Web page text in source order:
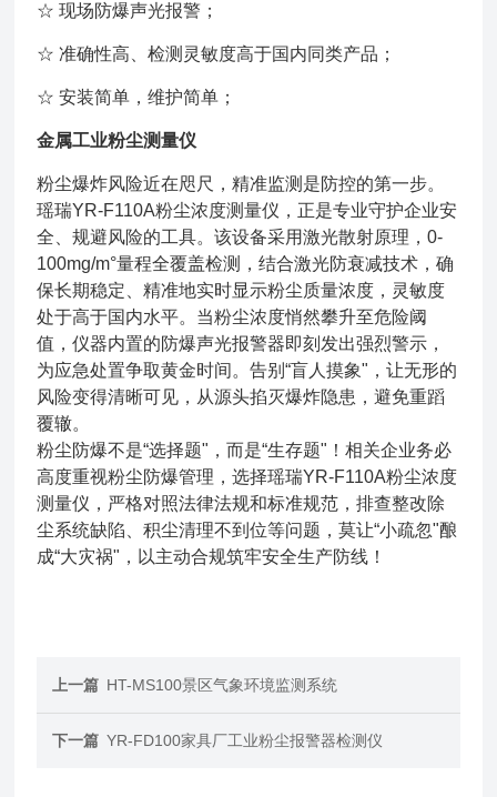
☆ 现场防爆声光报警；
☆ 准确性高、检测灵敏度高于国内同类产品；
☆ 安装简单，维护简单；
金属工业粉尘测量仪
粉尘爆炸风险近在咫尺，精准监测是防控的第一步。
瑶瑞YR-F110A粉尘浓度测量仪，正是专业守护企业安
全、规避风险的工具。该设备采用激光散射原理，0-
100mg/m°量程全覆盖检测，结合激光防衰减技术，确
保长期稳定、精准地实时显示粉尘质量浓度，灵敏度
处于高于国内水平。当粉尘浓度悄然攀升至危险阈
值，仪器内置的防爆声光报警器即刻发出强烈警示，
为应急处置争取黄金时间。告别“盲人摸象"，让无形的
风险变得清晰可见，从源头掐灭爆炸隐患，避免重蹈
覆辙。
粉尘防爆不是“选择题"，而是“生存题"！相关企业务必
高度重视粉尘防爆管理，选择瑶瑞YR-F110A粉尘浓度
测量仪，严格对照法律法规和标准规范，排查整改除
尘系统缺陷、积尘清理不到位等问题，莫让“小疏忽"酿
成“大灾祸"，以主动合规筑牢安全生产防线！
上一篇 HT-MS100景区气象环境监测系统
下一篇 YR-FD100家具厂工业粉尘报警器检测仪